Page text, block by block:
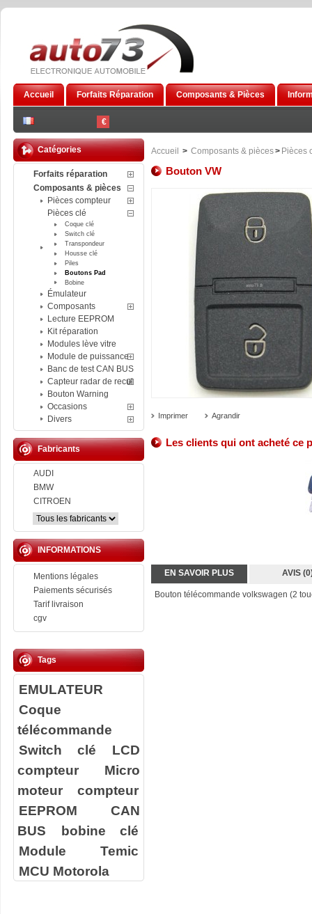
€
Accueil Forfaits Réparation Composants & Pièces
Catégories
Forfaits réparation
Composants & pièces
Pièces compteur
Pièces clé
Coque clé
Switch clé
Transpondeur
Housse clé
Piles
Boutons Pad
Bobine
Émulateur
Composants
Lecture EEPROM
Kit réparation
Modules lève vitre
Module de puissance
Banc de test CAN BUS
Capteur radar de recul
Bouton Warning
Occasions
Divers
Fabricants
AUDI
BMW
CITROEN
INFORMATIONS
Mentions légales
Paiements sécurisés
Tarif livraison
cgv
Tags
EMULATEUR
Coque
télécommande
Switch clé
LCD
compteur
Micro
moteur compteur
EEPROM
CAN
BUS
bobine clé
Module Temic
MCU Motorola
Accueil > Composants & pièces> Pièces
Bouton VW
Imprimer Agrandir
Les clients qui ont acheté ce
EN SAVOIR PLUS AVIS
Bouton télécommande volkswagen (2